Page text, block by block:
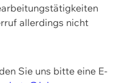
allerdings nicht
Sie uns bitte eine E-